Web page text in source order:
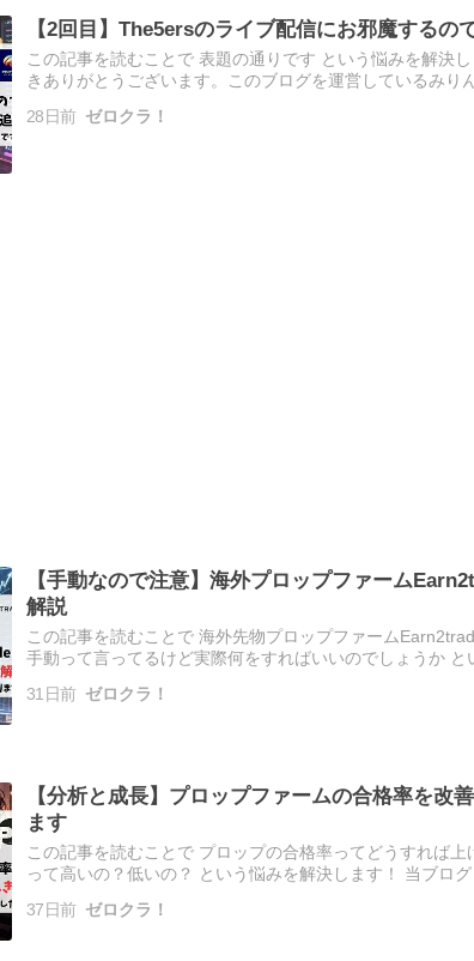
【2回目】The5ersのライブ配信にお邪魔するの
この記事を読むことで 表題の通りです という悩みを解決
きありがとうございます。このブログを運営しているみり
28日前 ゼロクラ！
【手動なので注意】海外プロップファーム
解説
この記事を読むことで 海外先物プロップファーム
手動って言ってるけど実際何をすればいいのでしょうか
31日前 ゼロクラ！
【分析と成長】プロップファームの合格率を改
ます
この記事を読むことで プロップの合格率ってどうすれば
って高いの？低いの？ という悩みを解決します！ 当ブロ
37日前 ゼロクラ！